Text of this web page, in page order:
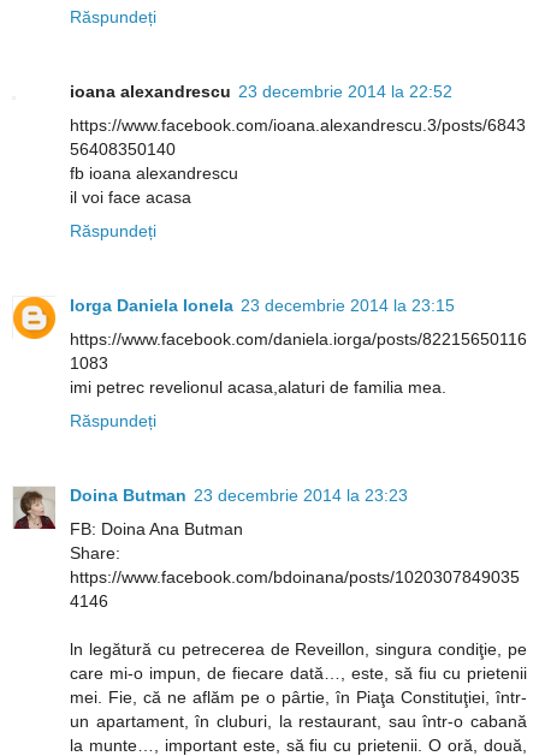
Răspundeți
ioana alexandrescu 23 decembrie 2014 la 22:52
https://www.facebook.com/ioana.alexandrescu.3/posts/6843
56408350140
fb ioana alexandrescu
il voi face acasa
Răspundeți
Iorga Daniela Ionela 23 decembrie 2014 la 23:15
https://www.facebook.com/daniela.iorga/posts/82215650116
1083
imi petrec revelionul acasa,alaturi de familia mea.
Răspundeți
Doina Butman 23 decembrie 2014 la 23:23
FB: Doina Ana Butman
Share:
https://www.facebook.com/bdoinana/posts/1020307849035
4146
ln legătură cu petrecerea de Reveillon, singura condiţie, pe
care mi-o impun, de fiecare dată…, este, să fiu cu prietenii
mei. Fie, că ne aflăm pe o pârtie, în Piaţa Constituţiei, într-
un apartament, în cluburi, la restaurant, sau într-o cabană
la munte…, important este, să fiu cu prietenii. O oră, două,